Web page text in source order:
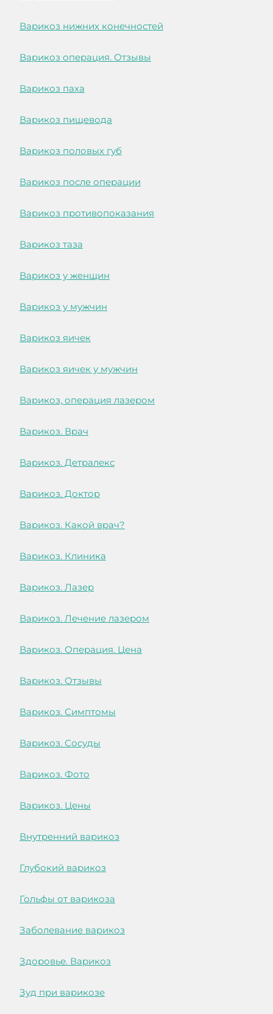
Варикоз нижних конечностей
Варикоз операция. Отзывы
Варикоз паха
Варикоз пищевода
Варикоз половых губ
Варикоз после операции
Варикоз противопоказания
Варикоз таза
Варикоз у женщин
Варикоз у мужчин
Варикоз яичек
Варикоз яичек у мужчин
Варикоз, операция лазером
Варикоз. Врач
Варикоз. Детралекс
Варикоз. Доктор
Варикоз. Какой врач?
Варикоз. Клиника
Варикоз. Лазер
Варикоз. Лечение лазером
Варикоз. Операция. Цена
Варикоз. Отзывы
Варикоз. Симптомы
Варикоз. Сосуды
Варикоз. Фото
Варикоз. Цены
Внутренний варикоз
Глубокий варикоз
Гольфы от варикоза
Заболевание варикоз
Здоровье. Варикоз
Зуд при варикозе